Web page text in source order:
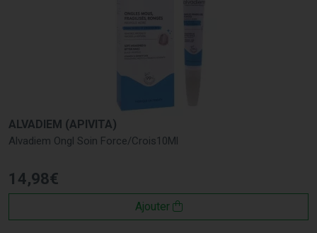
ALVADIEM (APIVITA)
Alvadiem Ongl Soin Force/Crois10Ml
14,98€
Ajouter